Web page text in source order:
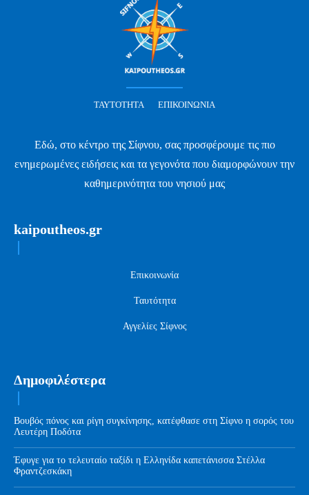
ΤΑΥΤΌΤΗΤΑ ΕΠΙΚΟΙΝΩΝΊΑ
Εδώ, στο κέντρο της Σίφνου, σας προσφέρουμε τις πιο
ενημερωμένες ειδήσεις και τα γεγονότα που διαμορφώνουν την
καθημερινότητα του νησιού μας
kaipoutheos.gr
Επικοινωνία
Ταυτότητα
Αγγελίες Σίφνος
Δημοφιλέστερα
Βουβός πόνος και ρίγη συγκίνησης, κατέφθασε στη Σίφνο η σορός του
Λευτέρη Ποδότα
Έφυγε για το τελευταίο ταξίδι η Ελληνίδα καπετάνισσα Στέλλα
Φραντζεσκάκη